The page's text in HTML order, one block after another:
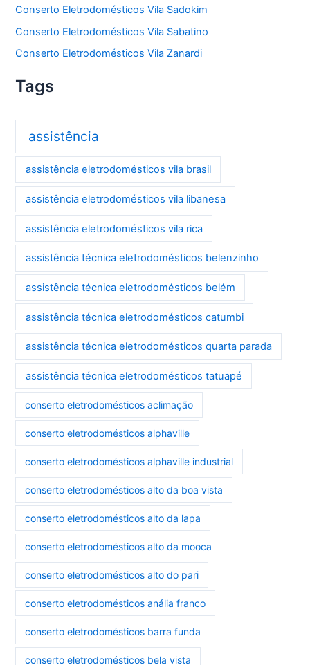
Conserto Eletrodomésticos Vila Sadokim
Conserto Eletrodomésticos Vila Sabatino
Conserto Eletrodomésticos Vila Zanardi
Tags
assistência
assistência eletrodomésticos vila brasil
assistência eletrodomésticos vila libanesa
assistência eletrodomésticos vila rica
assistência técnica eletrodomésticos belenzinho
assistência técnica eletrodomésticos belém
assistência técnica eletrodomésticos catumbi
assistência técnica eletrodomésticos quarta parada
assistência técnica eletrodomésticos tatuapé
conserto eletrodomésticos aclimação
conserto eletrodomésticos alphaville
conserto eletrodomésticos alphaville industrial
conserto eletrodomésticos alto da boa vista
conserto eletrodomésticos alto da lapa
conserto eletrodomésticos alto da mooca
conserto eletrodomésticos alto do pari
conserto eletrodomésticos anália franco
conserto eletrodomésticos barra funda
conserto eletrodomésticos bela vista